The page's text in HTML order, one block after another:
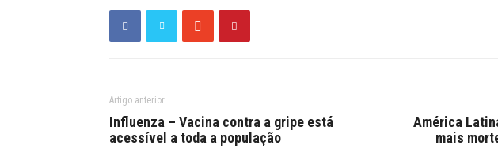
Artigo anterior
Influenza – Vacina contra a gripe está
acessível a toda a população
América
mais